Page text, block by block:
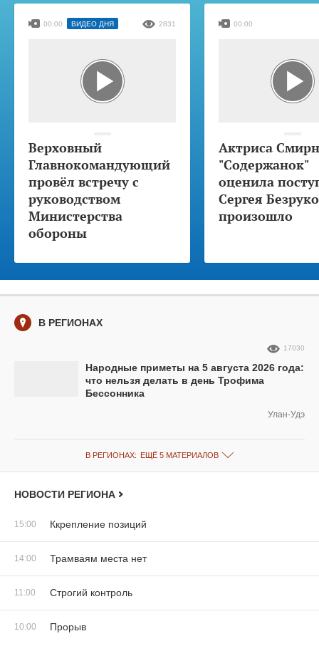
Верховный
Главнокомандующий
провёл встречу с
руководством
Министерства
обороны
00:00 ВИДЕО ДНЯ 2831
Актриса
"Содержанок"
оценила
Сергея
произошло
00:00
В РЕГИОНАХ
Народные приметы на 5 августа 2026 года:
что нельзя делать в день Трофима
Бессонника
17030
Улан-Удэ
В РЕГИОНАХ: ЕЩЁ 5 МАТЕРИАЛОВ
НОВОСТИ РЕГИОНА
15:00 Ккрепление позиций
14:00 Трамваям места нет
11:00 Строгий контроль
10:00 Прорыв